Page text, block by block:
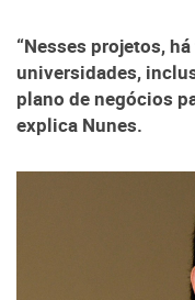
“Nesses projetos,
universidades,
plano de negócios
explica Nunes.